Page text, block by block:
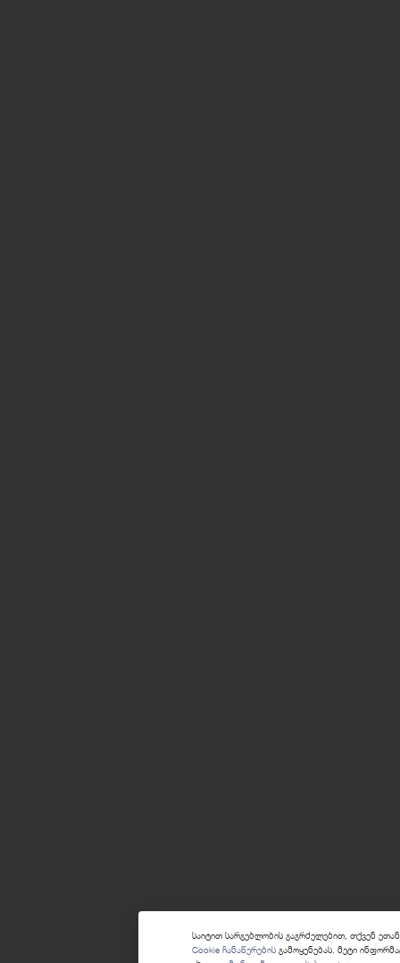
საიტით სარგებლობის გაგრძელებით, თქვენ
Cookie ჩანაწერების გამოყენებას. მეტი